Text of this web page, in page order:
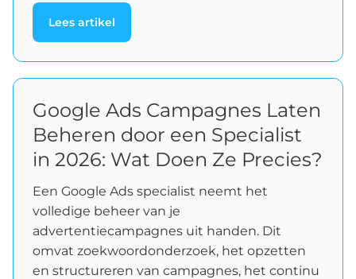
Lees artikel
Google Ads Campagnes Laten
Beheren door een Specialist
in 2026: Wat Doen Ze Precies?
Een Google Ads specialist neemt het
volledige beheer van je
advertentiecampagnes uit handen. Dit
omvat zoekwoordonderzoek, het opzetten
en structureren van campagnes, het continu